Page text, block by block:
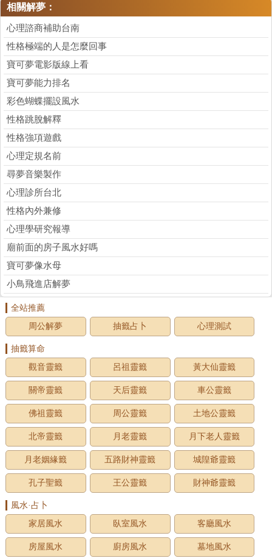
相關解夢：
心理諮商補助台南
性格極端的人是怎麼回事
寶可夢電影版線上看
寶可夢能力排名
彩色蝴蝶擺設風水
性格跳脫解釋
性格強項遊戲
心理定規名前
尋夢音樂製作
心理診所台北
性格內外兼修
心理學研究報導
廟前面的房子風水好嗎
寶可夢像水母
小鳥飛進店解夢
全站推薦
周公解夢
抽籤占卜 心理測試
抽籤算命
觀音靈籤
呂祖靈籤 黃大仙靈籤
關帝靈籤 天后靈籤 車公靈籤
佛祖靈籤 周公靈籤 土地公靈籤
北帝靈籤 月老靈籤 月下老人靈籤
月老姻緣籤 五路財神靈籤 城隍爺靈籤
孔子聖籤 王公靈籤 財神爺靈籤
風水·占卜
家居風水
臥室風水 客廳風水
房屋風水 廚房風水 墓地風水